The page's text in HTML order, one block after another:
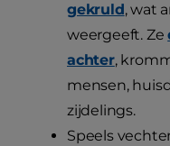
gekruld, wat
weergeeft. Ze
achter,
mensen,
zijdelings.
Speels